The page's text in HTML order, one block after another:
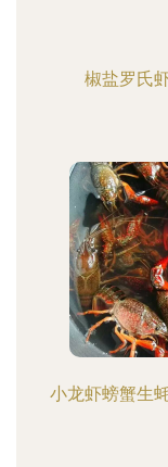
椒盐罗氏
小龙虾螃蟹生